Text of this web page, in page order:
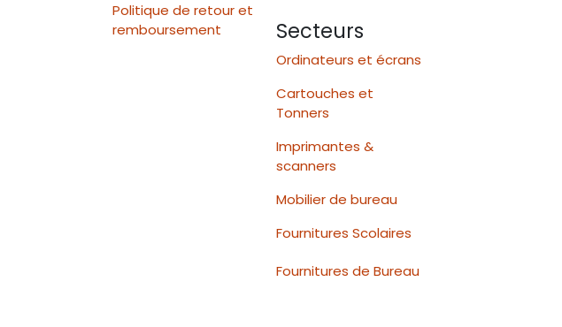
Politique de retour et
remboursement
Secteurs
Ordinateurs et écrans
Cartouches et
Tonners
Imprimantes &
scanners
Mobilier de bureau
Fournitures Scolaires
Fournitures de Bureau